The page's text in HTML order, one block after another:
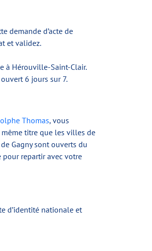
demande d’acte de
et validez.
à Hérouville-Saint-Clair.
6 jours sur 7.
Thomas, vous
titre que les villes de
Gagny sont ouverts du
repartir avec votre
d’identité nationale et